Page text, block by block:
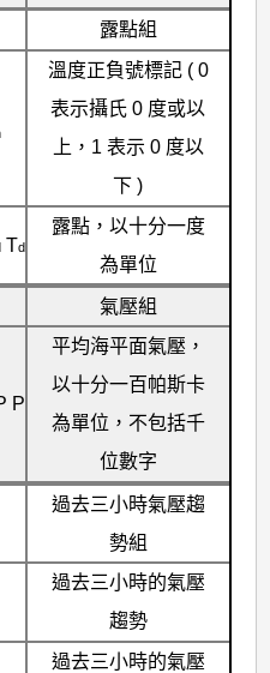
露點組
溫度正負號標記 ( 0
表示攝氏 0 度或以
上，1 表示 0 度以
下 )
Td
露點，以十分一度
為單位
氣壓組
P
平均海平面氣壓，
以十分一百帕斯卡
為單位，不包括千
位數字
過去三小時氣壓趨
勢組
過去三小時的氣壓
趨勢
過去三小時的氣壓